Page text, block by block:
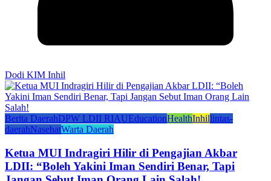
Dodi KIM Inhil
Berita DaerahDPW LDII RIAUEducationHealthInhillintas-
daerahNasehatWarta Daerah
Ketua MUI Indragiri Hilir di Pengajian Akbar
LDII: “Boleh Yakini Iman Sendiri Benar, Tapi